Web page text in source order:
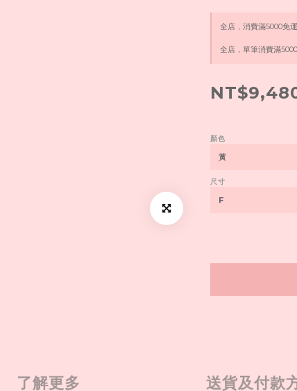
全店，消費滿5000免運
全店，單筆消費滿
顏色
尺寸
了解更多 送貨及付款